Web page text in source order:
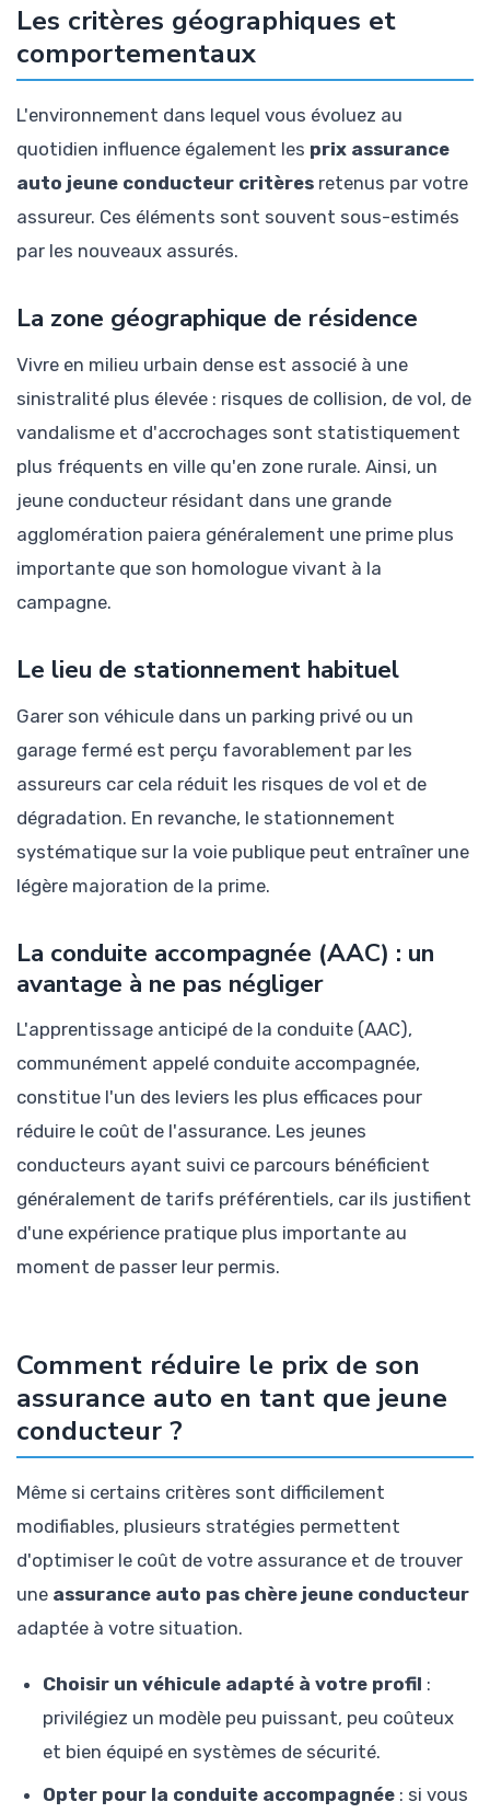
Les critères géographiques et
comportementaux
L'environnement dans lequel vous évoluez au
quotidien influence également les prix assurance
auto jeune conducteur critères retenus par votre
assureur. Ces éléments sont souvent sous-estimés
par les nouveaux assurés.
La zone géographique de résidence
Vivre en milieu urbain dense est associé à une
sinistralité plus élevée : risques de collision, de vol, de
vandalisme et d'accrochages sont statistiquement
plus fréquents en ville qu'en zone rurale. Ainsi, un
jeune conducteur résidant dans une grande
agglomération paiera généralement une prime plus
importante que son homologue vivant à la
campagne.
Le lieu de stationnement habituel
Garer son véhicule dans un parking privé ou un
garage fermé est perçu favorablement par les
assureurs car cela réduit les risques de vol et de
dégradation. En revanche, le stationnement
systématique sur la voie publique peut entraîner une
légère majoration de la prime.
La conduite accompagnée (AAC) : un
avantage à ne pas négliger
L'apprentissage anticipé de la conduite (AAC),
communément appelé conduite accompagnée,
constitue l'un des leviers les plus efficaces pour
réduire le coût de l'assurance. Les jeunes
conducteurs ayant suivi ce parcours bénéficient
généralement de tarifs préférentiels, car ils justifient
d'une expérience pratique plus importante au
moment de passer leur permis.
Comment réduire le prix de son
assurance auto en tant que jeune
conducteur ?
Même si certains critères sont difficilement
modifiables, plusieurs stratégies permettent
d'optimiser le coût de votre assurance et de trouver
une assurance auto pas chère jeune conducteur
adaptée à votre situation.
Choisir un véhicule adapté à votre profil :
privilégiez un modèle peu puissant, peu coûteux
et bien équipé en systèmes de sécurité.
Opter pour la conduite accompagnée : si vous